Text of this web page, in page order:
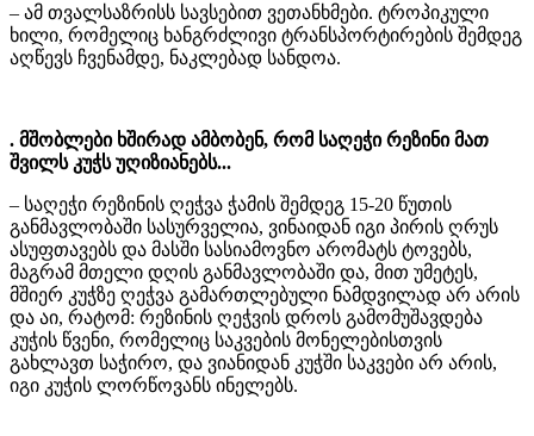
– ამ თვალსაზრისს სავსებით ვეთანხმები. ტროპიკული
ხილი, რომელიც ხანგრძლივი ტრანსპორტირების შემდეგ
აღწევს ჩვენამდე, ნაკლებად სანდოა.
. მშობლები ხშირად ამბობენ, რომ საღეჭი რეზინი მათ
შვილს კუჭს უღიზიანებს...
– საღეჭი რეზინის ღეჭვა ჭამის შემდეგ 15-20 წუთის
განმავლობაში სასურველია, ვინაიდან იგი პირის ღრუს
ასუფთავებს და მასში სასიამოვნო არომატს ტოვებს,
მაგრამ მთელი დღის განმავლობაში და, მით უმეტეს,
მშიერ კუჭზე ღეჭვა გამართლებული ნამდვილად არ არის
და აი, რატომ: რეზინის ღეჭვის დროს გამომუშავდება
კუჭის წვენი, რომელიც საკვების მონელებისთვის
გახლავთ საჭირო, და ვიანიდან კუჭში საკვები არ არის,
იგი კუჭის ლორწოვანს ინელებს.